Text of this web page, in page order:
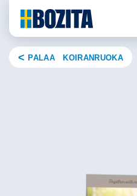
content
PALAA KOIRANRUOKA